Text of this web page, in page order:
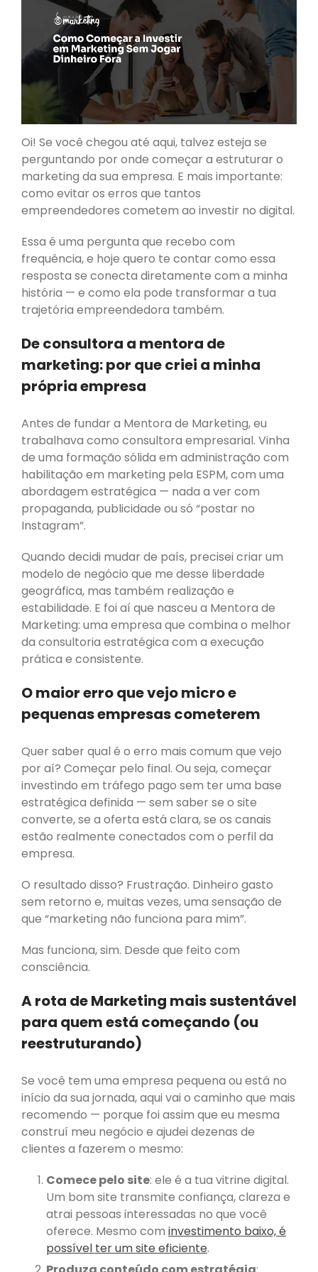
[Gratuito] Marketing Digital
do Zero
Mídias Sociais Bem
Planejadas
[Grátis] Como Criar Seu
Curso Online em 40 dias
Recursos
Livro
Aulas
E-books
Cursos
Blog
Contato
Artigos
CEO e Estrategista
Rafaela Sanzi
Empreendedorismo
Estratégia de Negócios
Marketing Digital
Marketing de conteúdo
Redes Sociais
Pesquisas e Relatórios de
Antes feito do que perfeito,
sim!
Por que o tráfego orgânico
é uma escolha inteligente
empresas?
Site ou redes sociais: o que
Como Começar a Investir
em Marketing Sem Jogar
Dinheiro Fora
Liberdade: O Que Eu Perdi e
Ganhei Ao Criar a Minha
no google
beneficios e desvantagens de
empreender
empreender gravar videos
Investir em
Marketing
Sem Jogar
Dinheiro Fora
liberdade de tempo liberdade
Oi! Se você chegou até aqui, talvez esteja se
perguntando por onde começar a estruturar o
marketing da sua empresa. E mais importante:
como evitar os erros que tantos
empreendedores cometem ao investir no digital.
Essa é uma pergunta que recebo com
frequência, e hoje quero te contar como essa
resposta se conecta diretamente com a minha
história — e como ela pode transformar a tua
trajetória empreendedora também.
De consultora a mentora de
marketing: por que criei a minha
própria empresa
Antes de fundar a Mentora de Marketing, eu
trabalhava como consultora empresarial. Vinha
de uma formação sólida em administração com
habilitação em marketing pela ESPM, com uma
abordagem estratégica — nada a ver com
propaganda, publicidade ou só “postar no
Instagram”.
Quando decidi mudar de país, precisei criar um
modelo de negócio que me desse liberdade
geográfica, mas também realização e
estabilidade. E foi aí que nasceu a Mentora de
Marketing: uma empresa que combina o melhor
da consultoria estratégica com a execução
prática e consistente.
O maior erro que vejo micro e
pequenas empresas cometerem
Quer saber qual é o erro mais comum que vejo
por aí? Começar pelo final. Ou seja, começar
investindo em tráfego pago sem ter uma base
estratégica definida — sem saber se o site
converte, se a oferta está clara, se os canais
estão realmente conectados com o perfil da
empresa.
O resultado disso? Frustração. Dinheiro gasto
sem retorno e, muitas vezes, uma sensação de
que “marketing não funciona para mim”.
Mas funciona, sim. Desde que feito com
consciência.
A rota de Marketing mais sustentável
para quem está começando (ou
reestruturando)
Se você tem uma empresa pequena ou está no
início da sua jornada, aqui vai o caminho que mais
recomendo — porque foi assim que eu mesma
construí meu negócio e ajudei dezenas de
clientes a fazerem o mesmo:
Comece pelo site: ele é a tua vitrine digital.
Um bom site transmite confiança, clareza e
atrai pessoas interessadas no que você
oferece. Mesmo com investimento baixo, é
possível ter um site eficiente.